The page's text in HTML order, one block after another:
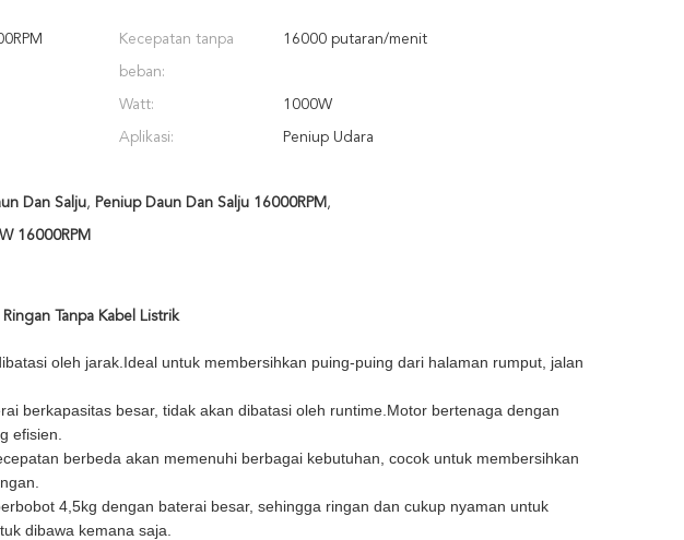
Kecepatan tanpa
beban:
16000 putaran/menit
Watt: 1000W
Aplikasi: Peniup Udara
Dan Salju, Peniup Daun Dan Salju 16000RPM ,
16000RPM
Tanpa Kabel Listrik
oleh jarak.Ideal untuk membersihkan puing-puing dari halaman rumput, jalan
berkapasitas besar, tidak akan dibatasi oleh runtime.Motor bertenaga dengan
efisien.
berbeda akan memenuhi berbagai kebutuhan, cocok untuk membersihkan
4,5kg dengan baterai besar, sehingga ringan dan cukup nyaman untuk
dibawa kemana saja.